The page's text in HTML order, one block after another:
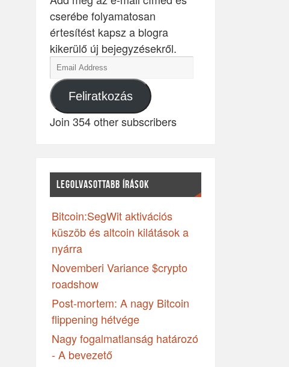
cserébe folyamatosan
értesítést kapsz a blogra
kikerülő új bejegyzésekről.
Feliratkozás
Join 354 other subscribers
LEGOLVASOTTABB ÍRÁSOK
Bitcoin:SegWit aktivációs
küszöb és altcoin kilátások a
nyárra
Novemberi Variance $crypto
roadshow
Post-mortem: A nagy Bitcoin
flippening hétvége
Nagy fogalmatlanság határozó
- A bevezető